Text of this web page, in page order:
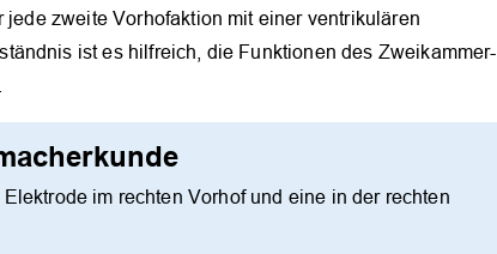
zweite Vorhofaktion mit einer ventrikulären
ist es hilfreich, die Funktionen des Zweikammer-
im rechten Vorhof und eine in der rechten